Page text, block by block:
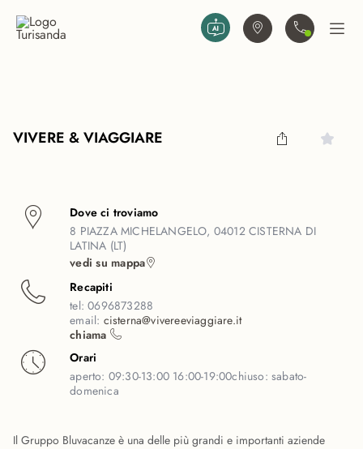
Trova agenziaContattaciApri
VIVERE & VIAGGIARE
Dove ci troviamo
8 PIAZZA MICHELANGELO, 04012 CISTERNA DI
LATINA (LT)
vedi su mappa
Recapiti
tel:0696873288
email: cisterna@vivereeviaggiare.it
chiama
Orari
aperto: 09:30-13:00 16:00-19:00chiuso:sabato-
domenica
Il Gruppo Bluvacanze è una delle più grandi e importanti aziende